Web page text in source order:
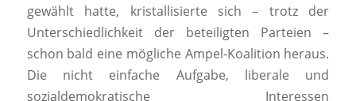
gewählt hatte, kristallisierte sich – trotz der
Unterschiedlichkeit der beteiligten Parteien –
schon bald eine mögliche Ampel-Koalition heraus.
Die nicht einfache Aufgabe, liberale und
sozialdemokratische Interessen